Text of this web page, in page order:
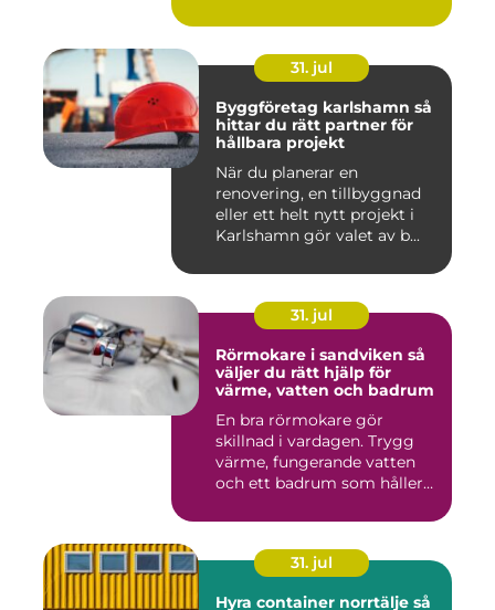
31. jul
Byggföretag karlshamn så
hittar du rätt partner för
hållbara projekt
När du planerar en
renovering, en tillbyggnad
eller ett helt nytt projekt i
Karlshamn gör valet av b...
31. jul
Rörmokare i sandviken så
väljer du rätt hjälp för
värme, vatten och badrum
En bra rörmokare gör
skillnad i vardagen. Trygg
värme, fungerande vatten
och ett badrum som håller
31. jul
Hyra container norrtälje så